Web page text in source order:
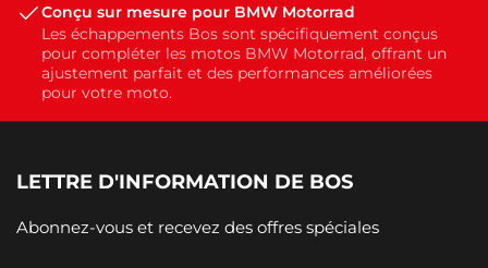
Conçu sur mesure pour BMW Motorrad
Les échappements Bos sont spécifiquement conçus
pour compléter les motos BMW Motorrad, offrant un
ajustement parfait et des performances améliorées
pour votre moto.
LETTRE D'INFORMATION DE BOS
Abonnez-vous et recevez des offres spéciales